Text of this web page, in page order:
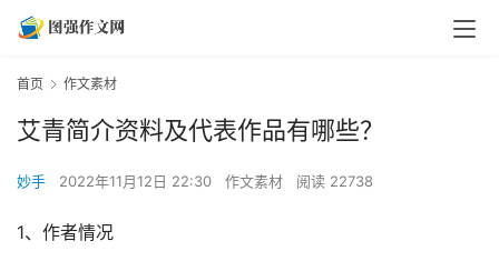
首页 作文素材
艾青简介资料及代表作品有哪些？
妙手 2022年11月12日 22:30 作文素材 阅读 22738
1、作者情况